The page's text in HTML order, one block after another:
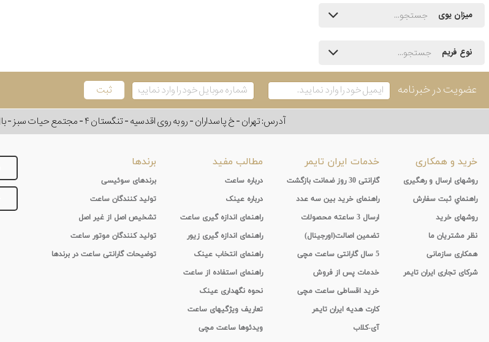
میزان یوی
نوع فریم
عضویت در خبرنامه
آدرس: تهران - خ پاسداران - رو به روی اقدسیه - تنگستان ۴ - مجتمع حیات سبز - بال A - واحد ۷۱۱
خرید و همکاری
روشهای ارسال و رهگیری
راهنماي ثبت سفارش
روشهای خرید
نظر مشتریان ما
همکاری سازمانی
شرکای تجاری ایران تایمر
خدمات ایران تایمر
گارانتی 30 روز ضمانت بازگشت
راهنمای خرید بین سه عدد
ارسال 3 ساعته محصولات
تضمین اصالت(اورجینال)
5 سال گارانتی ساعت مچی
خدمات پس از فروش
خرید اقساطی ساعت مچی
کارت هدیه ایران تایمر
آی-کلاب
مطالب مفید
درباره ساعت
درباره عینک
راهنمای اندازه گیری ساعت
راهنمای اندازه گیری زیور
راهنمای انتخاب عینک
راهنمای استفاده از ساعت
نحوه نگهداری عینک
تعاریف ویژگیهای ساعت
ویدئوها ساعت مچی
برندها
برندهای سوئیسی
تولید کنندگان ساعت
تشخیص اصل از غیر اصل
تولید کنندگان موتور ساعت
توضیحات گارانتی ساعت در برندها